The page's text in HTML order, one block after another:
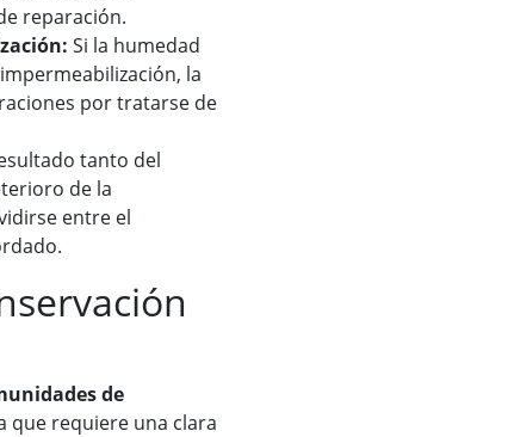
reparación.
Si la humedad
la
por tratarse de
tanto del
de la
entre el
de
que requiere una clara